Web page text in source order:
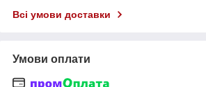
Всі умови доставки
Умови оплати